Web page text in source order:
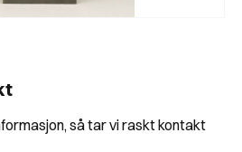
så tar vi raskt kontakt